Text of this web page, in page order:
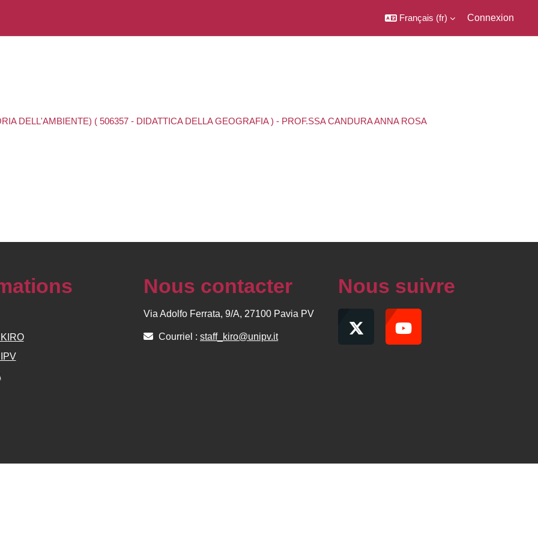
Français ‎(fr)‎ Connexion
DELL'AMBIENTE) ( 506357 - DIDATTICA DELLA GEOGRAFIA ) - PROF.SSA CANDURA ANNA ROSA
Nous contacter
Via Adolfo Ferrata, 9/A, 27100 Pavia PV
Courriel : staff_kiro@unipv.it
Nous suivre